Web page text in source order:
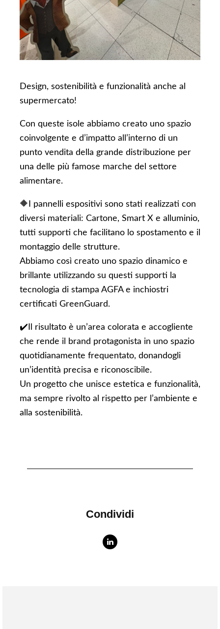
Design, sostenibilità e funzionalità anche al
supermercato!
Con queste isole abbiamo creato uno spazio
coinvolgente e d’impatto all’interno di un
punto vendita della grande distribuzione per
una delle più famose marche del settore
alimentare.
🔶I pannelli espositivi sono stati realizzati con
diversi materiali: Cartone, Smart X e alluminio,
tutti supporti che facilitano lo spostamento e il
montaggio delle strutture.
Abbiamo così creato uno spazio dinamico e
brillante utilizzando su questi supporti la
tecnologia di stampa AGFA e inchiostri
certificati GreenGuard.
✔️Il risultato è un’area colorata e accogliente
che rende il brand protagonista in uno spazio
quotidianamente frequentato, donandogli
un’identità precisa e riconoscibile.
Un progetto che unisce estetica e funzionalità,
ma sempre rivolto al rispetto per l’ambiente e
alla sostenibilità.
Condividi